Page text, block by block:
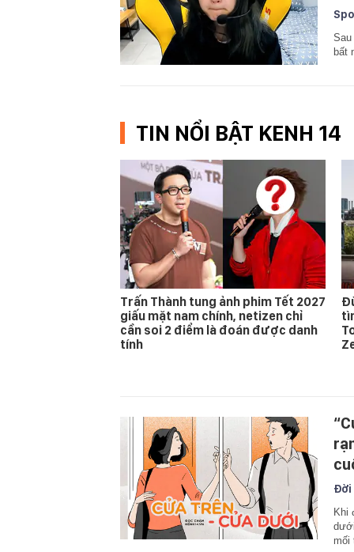
bất
TIN NỔI BẬT KENH 14
Trấn Thành tung ảnh phim Tết 2027
giấu mặt nam chính, netizen chỉ
cần soi 2 điểm là đoán được danh
tính
Đời
Khi
mối